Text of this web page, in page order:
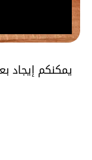
يمكنكم إيجاد